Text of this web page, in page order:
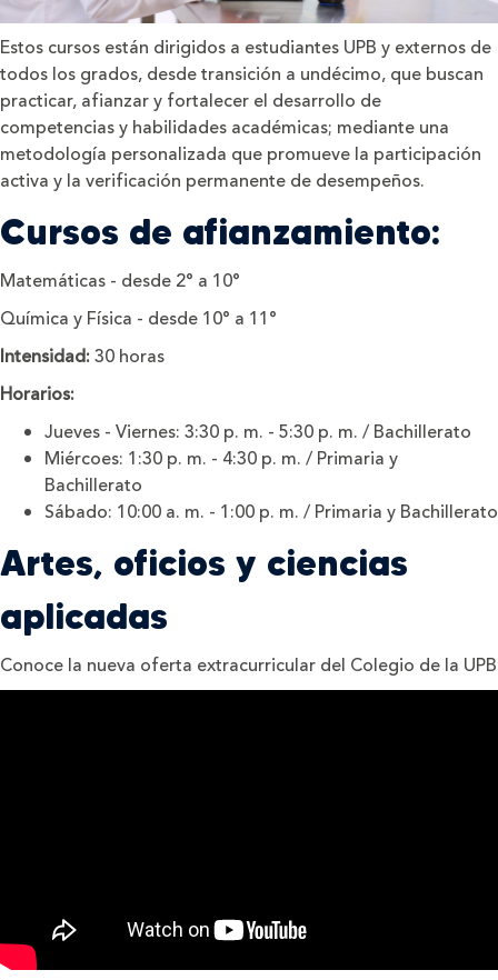
Estos cursos están dirigidos a estudiantes UPB y externos de
todos los grados, desde transición a undécimo, que buscan
practicar, afianzar y fortalecer el desarrollo de
competencias y habilidades académicas; mediante una
metodología personalizada que promueve la participación
activa y la verificación permanente de desempeños.
Cursos de afianzamiento:
Matemáticas - desde 2° a 10°
Química y Física - desde 10° a 11°
Intensidad:30 horas
Horarios:
Jueves - Viernes: 3:30 p. m. - 5:30 p. m. / Bachillerato
Miércoes: 1:30 p. m. - 4:30 p. m. / Primaria y
Bachillerato
Sábado: 10:00 a. m. - 1:00 p. m. / Primaria y Bachillerato
Artes, oficios y ciencias
aplicadas
Conoce la nueva oferta extracurricular del Colegio de la UPB